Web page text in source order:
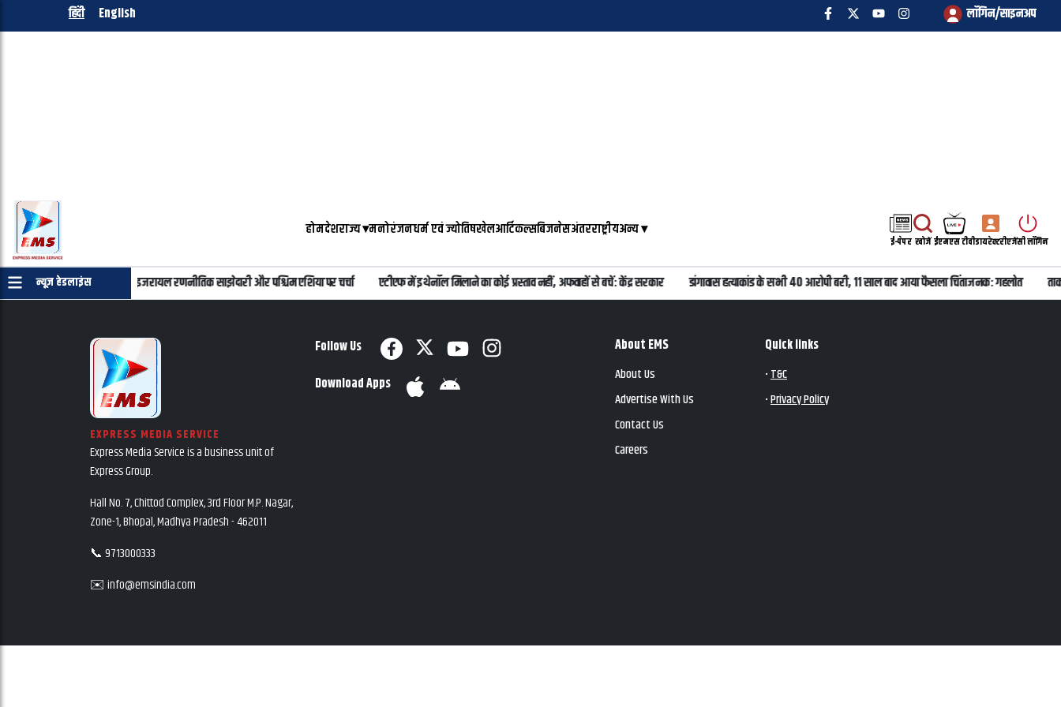
हिंदी English लॉगिन/साइनअप
होमदेशराज्य▾मनोरंजनधर्म एवं ज्योतिषखेलआर्टिकल्सबिजनेसअंतरराष्ट्रीयअन्य▾
ई-पेपर खोजें ईएमएस टीवीडायरेक्टरीएजेंसी लॉगिन
न्यूज़ हेडलाइंस
की फोन पर बातचीत, भारत-इजरायल रणनीतिक साझेदारी और पश्चिम एशिया पर चर्चा एटीएफ में इथेनॉल मिलाने का कोई प्रस्ताव नहीं, अफवाहों से बचें: केंद्र सरकार डांगावास हत्याकांड के सभी 40 आरोपी बरी, 11 साल बाद आया फैसला चिंताजनक: गहलोत
EXPRESS MEDIA SERVICE
Express Media Service is a business unit of
Express Group.
Hall No. 7, Chittod Complex, 3rd Floor M.P. Nagar,
Zone-1, Bhopal, Madhya Pradesh - 462011
📞 9713000333
✉️ info@emsindia.com
Follow Us
Download Apps
About EMS
About Us
Advertise With Us
Contact Us
Careers
Quick links
•T&C
•Privacy Policy